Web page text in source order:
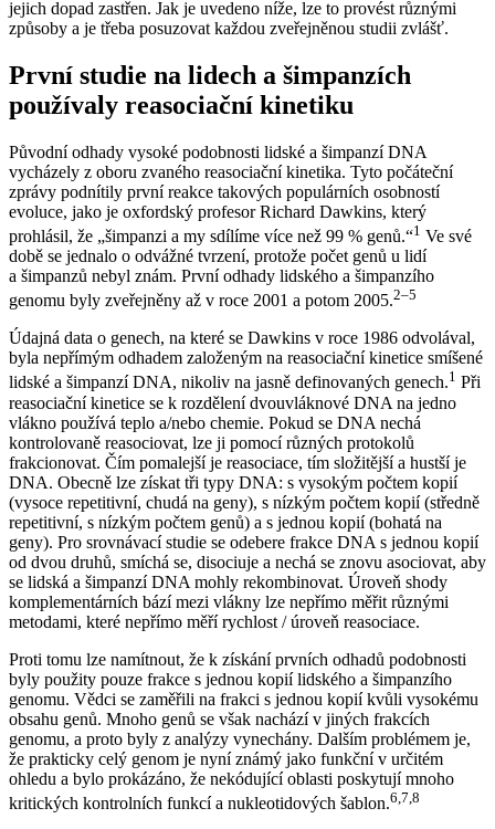
jejich dopad zastřen. Jak je uvedeno níže, lze to provést různými
způsoby a je třeba posuzovat každou zveřejněnou studii zvlášť.
První studie na lidech a šimpanzích
používaly reasociační kinetiku
Původní odhady vysoké podobnosti lidské a šimpanzí DNA
vycházely z oboru zvaného reasociační kinetika. Tyto počáteční
zprávy podnítily první reakce takových populárních osobností
evoluce, jako je oxfordský profesor Richard Dawkins, který
prohlásil, že „šimpanzi a my sdílíme více než 99 % genů.“1 Ve své
době se jednalo o odvážné tvrzení, protože počet genů u lidí
a šimpanzů nebyl znám. První odhady lidského a šimpanzího
genomu byly zveřejněny až v roce 2001 a potom 2005.2–5
Údajná data o genech, na které se Dawkins v roce 1986 odvolával,
byla nepřímým odhadem založeným na reasociační kinetice smíšené
lidské a šimpanzí DNA, nikoliv na jasně definovaných genech.1 Při
reasociační kinetice se k rozdělení dvouvláknové DNA na jedno
vlákno používá teplo a/nebo chemie. Pokud se DNA nechá
kontrolovaně reasociovat, lze ji pomocí různých protokolů
frakcionovat. Čím pomalejší je reasociace, tím složitější a hustší je
DNA. Obecně lze získat tři typy DNA: s vysokým počtem kopií
(vysoce repetitivní, chudá na geny), s nízkým počtem kopií (středně
repetitivní, s nízkým počtem genů) a s jednou kopií (bohatá na
geny). Pro srovnávací studie se odebere frakce DNA s jednou kopií
od dvou druhů, smíchá se, disociuje a nechá se znovu asociovat, aby
se lidská a šimpanzí DNA mohly rekombinovat. Úroveň shody
komplementárních bází mezi vlákny lze nepřímo měřit různými
metodami, které nepřímo měří rychlost / úroveň reasociace.
Proti tomu lze namítnout, že k získání prvních odhadů podobnosti
byly použity pouze frakce s jednou kopií lidského a šimpanzího
genomu. Vědci se zaměřili na frakci s jednou kopií kvůli vysokému
obsahu genů. Mnoho genů se však nachází v jiných frakcích
genomu, a proto byly z analýzy vynechány. Dalším problémem je,
že prakticky celý genom je nyní známý jako funkční v určitém
ohledu a bylo prokázáno, že nekódující oblasti poskytují mnoho
kritických kontrolních funkcí a nukleotidových šablon.6,7,8